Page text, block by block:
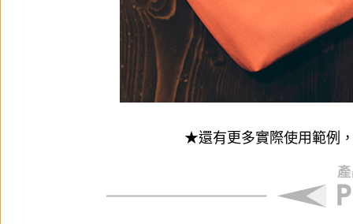
★還有更多實際使用範例